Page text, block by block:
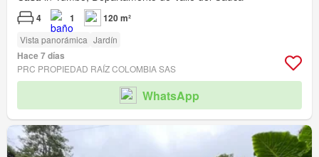
4 1 120 m²
Vista panorámica Jardín
Hace 7 días
PRC PROPIEDAD RAÍZ COLOMBIA SAS
WhatsApp